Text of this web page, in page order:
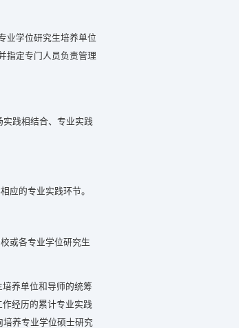
业学位研究生培养单位
指定专门人员负责管理
践相结合、专业实践
应的专业实践环节。
或各专业学位研究生
养单位和导师的统筹
经历的累计专业实践
养专业学位硕士研究